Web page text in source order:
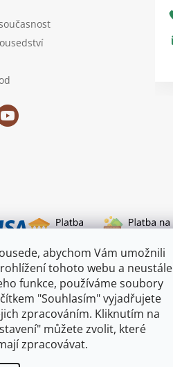
abychom Vám umožnili
tohoto webu a neustále
funkce, používáme soubory
"Souhlasím" vyjadřujete
zpracováním. Kliknutím na
můžete zvolit, které
zpracovávat.
dopravy